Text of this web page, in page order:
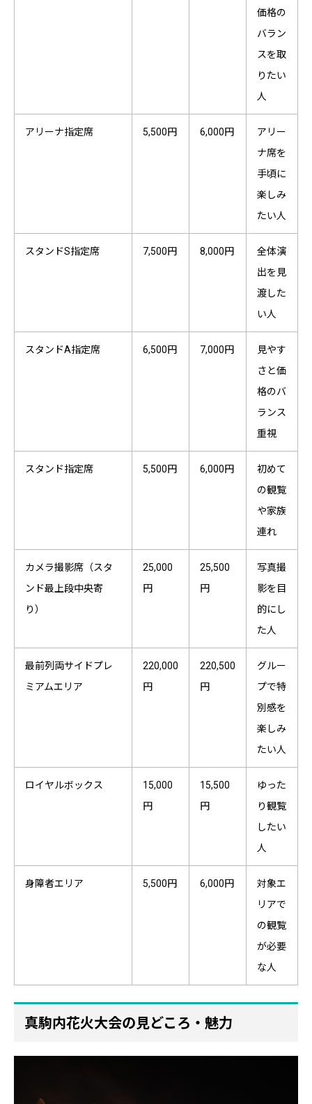
価格の
バラン
スを取
りたい
人
アリーナ指定席 5,500円 6,000円
アリー
ナ席を
手頃に
楽しみ
たい人
スタンドS指定席 7,500円 8,000円
全体演
出を見
渡した
い人
スタンドA指定席 6,500円 7,000円
見やす
さと価
格のバ
ランス
重視
スタンド指定席 5,500円 6,000円
初めて
の観覧
や家族
連れ
カメラ撮影席（スタ
ンド最上段中央寄
り）
25,000
円
25,500
円
写真撮
影を目
的にし
た人
最前列両サイドプレ
ミアムエリア
220,000
円
220,500
円
グルー
プで特
別感を
楽しみ
たい人
ロイヤルボックス
15,000
円
15,500
円
ゆった
り観覧
したい
人
身障者エリア 5,500円 6,000円
対象エ
リアで
の観覧
が必要
な人
真駒内花火大会の見どころ・魅力